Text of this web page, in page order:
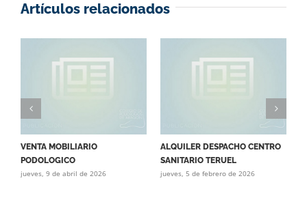
Artículos relacionados
VENTA MOBILIARIO
PODOLOGICO
jueves, 9 de abril de 2026
ALQUILER DESPACHO CENTRO
SANITARIO TERUEL
jueves, 5 de febrero de 2026